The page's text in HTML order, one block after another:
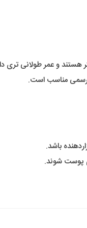
هستند و عمر طولانی تری
رسمی مناسب است.
باشد.
پوست شوند.